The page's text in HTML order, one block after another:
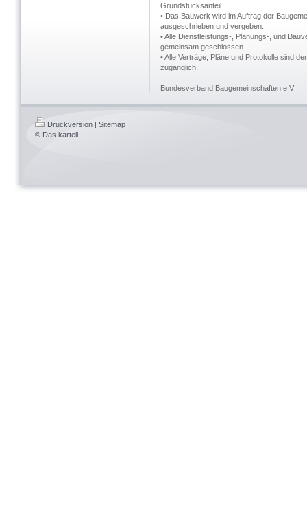
Grundstücksanteil.
• Das Bauwerk wird im Auftrag der
ausgeschrieben und vergeben.
• Alle Dienstleistungs-, Planungs-, und
gemeinsam geschlossen.
• Alle Verträge, Pläne und Protokolle sind
zugänglich.
Bundesverband Baugemeinschaften e.V
Druckversion | Sitemap
© Das kartell